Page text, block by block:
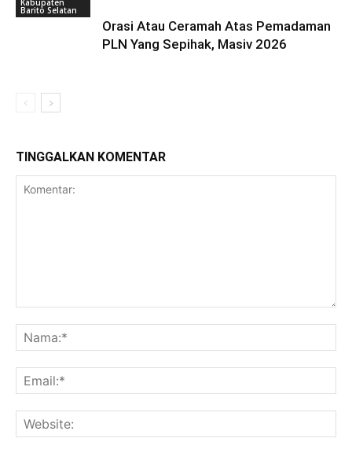
Barito Selatan
Orasi Atau Ceramah Atas Pemadaman
PLN Yang Sepihak, Masiv 2026
TINGGALKAN KOMENTAR